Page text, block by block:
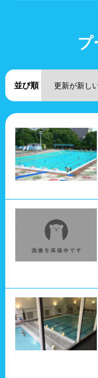
プ
並び順
埼玉県
神奈川県
岐阜県
人口波プール
高飛び込み
公営プール
ナイトプール
ホテル
ジャグジー